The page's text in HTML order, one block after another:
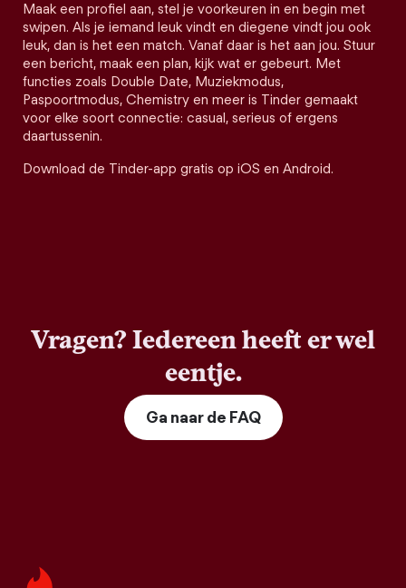
Maak een profiel aan, stel je voorkeuren in en begin met
swipen. Als je iemand leuk vindt en diegene vindt jou ook
leuk, dan is het een match. Vanaf daar is het aan jou. Stuur
een bericht, maak een plan, kijk wat er gebeurt. Met
functies zoals Double Date, Muziekmodus,
Paspoortmodus, Chemistry en meer is Tinder gemaakt
voor elke soort connectie: casual, serieus of ergens
daartussenin.
Download de Tinder-app gratis op iOS en Android.
Vragen? Iedereen heeft er wel
eentje.
Ga naar de FAQ